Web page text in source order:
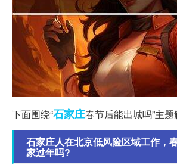
下面围绕“石家庄春节后能出城吗”主
石家庄人在北京低风险区域工作，
家过年吗?